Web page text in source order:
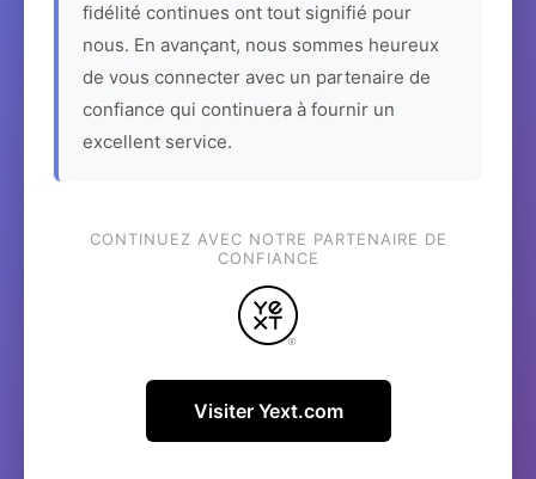
fidélité continues ont tout signifié pour
nous. En avançant, nous sommes heureux
de vous connecter avec un partenaire de
confiance qui continuera à fournir un
excellent service.
CONTINUEZ AVEC NOTRE PARTENAIRE DE
CONFIANCE
Visiter Yext.com